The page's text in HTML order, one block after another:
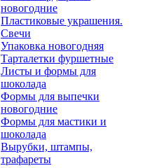
новогодние
Пластиковые украшения.
Свечи
Упаковка новогодняя
Тарталетки фуршетные
Листы и формы для
шоколада
Формы для выпечки
новогодние
Формы для мастики и
шоколада
Вырубки, штампы,
трафареты